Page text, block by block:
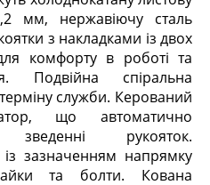
мм, нержавіючу сталь
з накладками із двох
комфорту в роботі та
Подвійна спіральна
служби. Керований
що автоматично
рукояток.
із зазначенням напрямку
та болти. Кована